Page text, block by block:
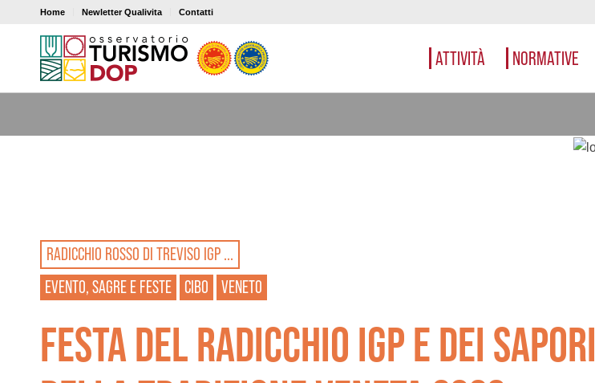
Home Newletter Qualivita Contatti
ATTIVITÀ NORMATIVE
RADICCHIO ROSSO DI TREVISO IGP ...
EVENTO, SAGRE E FESTE
CIBO VENETO
FESTA DEL RADICCHIO IGP E DEI SAPORI